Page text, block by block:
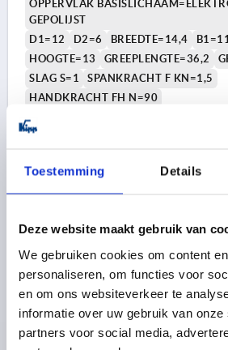
Toestemming Details
Deze website maakt gebruik van
We gebruiken cookies om content
personaliseren, om functies voor
en om ons websiteverkeer te
informatie over uw gebruik van onze
partners voor social media,
OPPERVLAK
GEPOLIJST
D1=12
D2=6 BREEDTE=14,4
HOOGTE=13
GREEPLENGTE=36,2
SLAG S=1
SPANKRACHT F KN=1,5
HANDKRACHT FH N=90
Bestelnummer:
12,84 €
excl. BTW
K0645 AG